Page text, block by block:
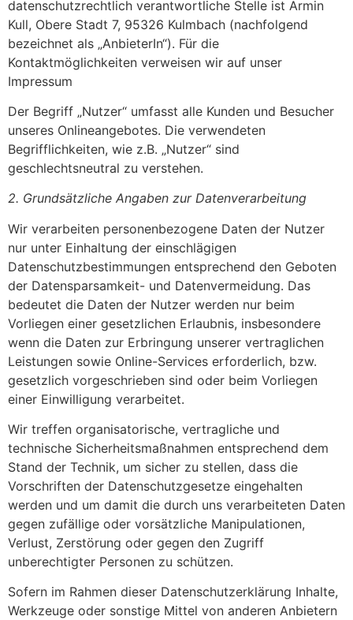
datenschutzrechtlich verantwortliche Stelle ist Armin
Kull, Obere Stadt 7, 95326 Kulmbach (nachfolgend
bezeichnet als „AnbieterIn“). Für die
Kontaktmöglichkeiten verweisen wir auf unser
Impressum
Der Begriff „Nutzer“ umfasst alle Kunden und Besucher
unseres Onlineangebotes. Die verwendeten
Begrifflichkeiten, wie z.B. „Nutzer“ sind
geschlechtsneutral zu verstehen.
2. Grundsätzliche Angaben zur Datenverarbeitung
Wir verarbeiten personenbezogene Daten der Nutzer
nur unter Einhaltung der einschlägigen
Datenschutzbestimmungen entsprechend den Geboten
der Datensparsamkeit- und Datenvermeidung. Das
bedeutet die Daten der Nutzer werden nur beim
Vorliegen einer gesetzlichen Erlaubnis, insbesondere
wenn die Daten zur Erbringung unserer vertraglichen
Leistungen sowie Online-Services erforderlich, bzw.
gesetzlich vorgeschrieben sind oder beim Vorliegen
einer Einwilligung verarbeitet.
Wir treffen organisatorische, vertragliche und
technische Sicherheitsmaßnahmen entsprechend dem
Stand der Technik, um sicher zu stellen, dass die
Vorschriften der Datenschutzgesetze eingehalten
werden und um damit die durch uns verarbeiteten Daten
gegen zufällige oder vorsätzliche Manipulationen,
Verlust, Zerstörung oder gegen den Zugriff
unberechtigter Personen zu schützen.
Sofern im Rahmen dieser Datenschutzerklärung Inhalte,
Werkzeuge oder sonstige Mittel von anderen Anbietern